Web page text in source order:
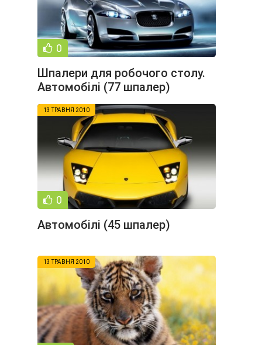
0
Шпалери для робочого столу.
Автомобілі (77 шпалер)
13 ТРАВНЯ 2010
0
Автомобілі (45 шпалер)
13 ТРАВНЯ 2010